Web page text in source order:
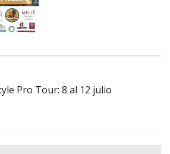
Pro Tour: 8 al 12 julio